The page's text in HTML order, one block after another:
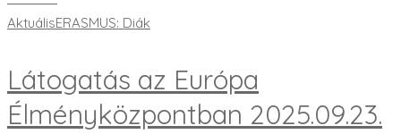
AktuálisERASMUS: Diák
Látogatás az Európa
Élményközpontban 2025.09.23.